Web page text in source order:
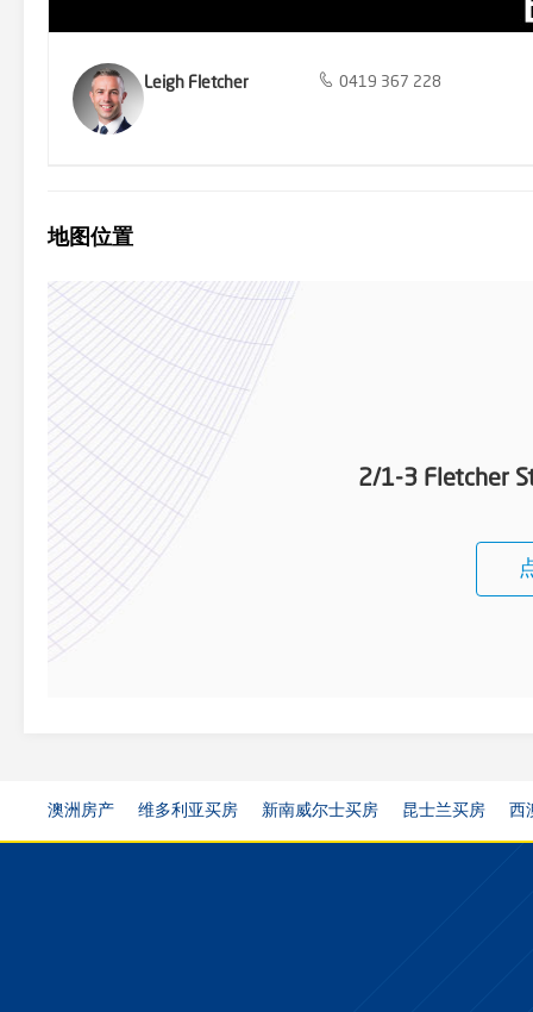
Leigh Fletcher 0419 367 228
地图位置
2/1-3 Fletcher
澳洲房产 维多利亚买房 新南威尔士买房 昆士兰买房 西